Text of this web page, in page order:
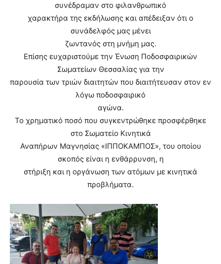
συνέδραμαν στο φιλανθρωπικό
χαρακτήρα της εκδήλωσης και απέδειξαν ότι ο
συνάδελφός μας μένει
ζωντανός στη μνήμη μας.
Επίσης ευχαριστούμε την Ένωση Ποδοσφαιρικών
Σωματείων Θεσσαλίας για την
παρουσία των τριών διαιτητών που διαιτήτευσαν στον εν
λόγω ποδοσφαιρικό
αγώνα.
Το χρηματικό ποσό που συγκεντρώθηκε προσφέρθηκε
στο Σωματείο Κινητικά
Αναπήρων Μαγνησίας «ΙΠΠΟΚΑΜΠΟΣ», του οποίου
σκοπός είναι η ενθάρρυνση, η
στήριξη και η οργάνωση των ατόμων με κινητικά
προβλήματα.